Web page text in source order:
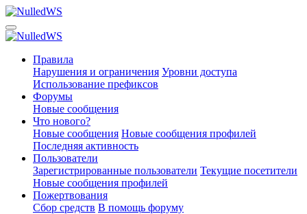
Правила
Нарушения и ограничения Уровни доступа
Использование префиксов
Форумы
Новые сообщения
Что нового?
Новые сообщения Новые сообщения профилей
Последняя активность
Пользователи
Зарегистрированные пользователи Текущие посетители
Новые сообщения профилей
Пожертвования
Сбор средств В помощь форуму